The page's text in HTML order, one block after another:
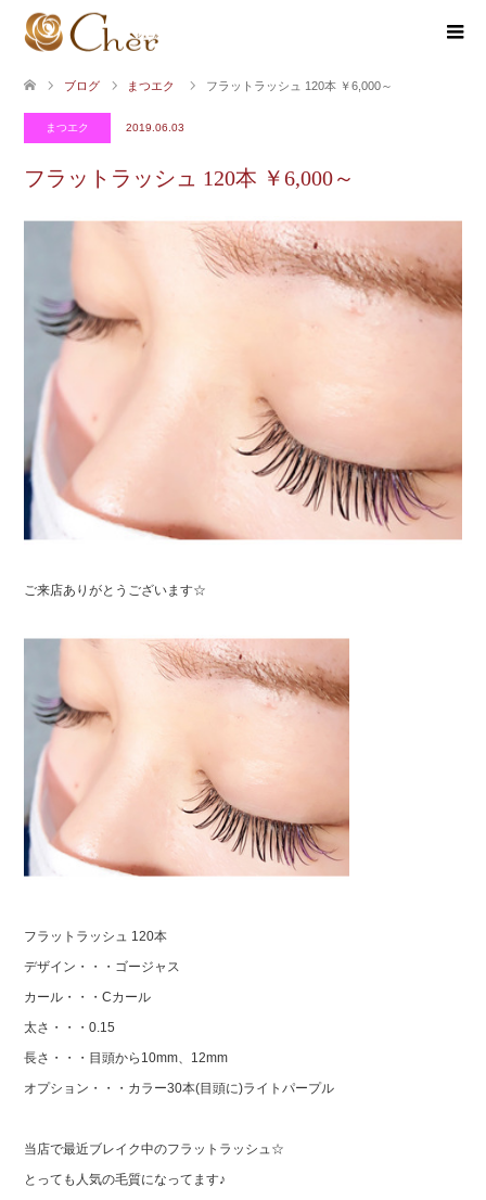
ブログ まつエク フラットラッシュ 120本 ￥6,000～
まつエク 2019.06.03
フラットラッシュ 120本 ￥6,000～
ご来店ありがとうございます☆
フラットラッシュ 120本
デザイン・・・ゴージャス
カール・・・Cカール
太さ・・・0.15
長さ・・・目頭から10mm、12mm
オプション・・・カラー30本(目頭に)ライトパープル
当店で最近ブレイク中のフラットラッシュ☆
とっても人気の毛質になってます♪